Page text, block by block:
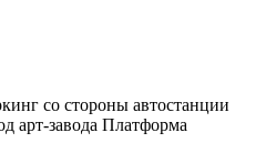
со стороны автостанции
арт-завода Платформа